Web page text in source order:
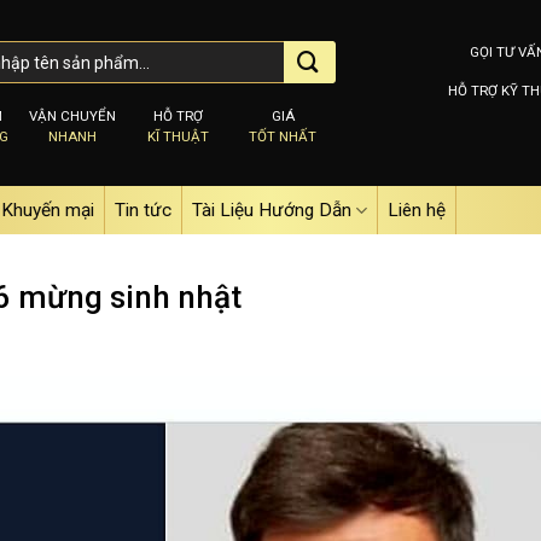
VẬN CHUYỂN
NHANH
HỖ TRỢ
KĨ THUẬT
GIÁ
TỐT NHẤT
GỌI TƯ
HỖ TRỢ KỸ
Khuyến mại Tin tức Tài Liệu Hướng Dẫn Liên hệ
mừng sinh nhật